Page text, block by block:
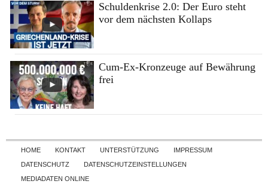
Schuldenkrise 2.0: Der Euro steht
vor dem nächsten Kollaps
Cum-Ex-Kronzeuge auf Bewährung
frei
Skip to content
HOME KONTAKT UNTERSTÜTZUNG
IMPRESSUM
DATENSCHUTZ
DATENSCHUTZEINSTELLUNGEN
MEDIADATEN ONLINE